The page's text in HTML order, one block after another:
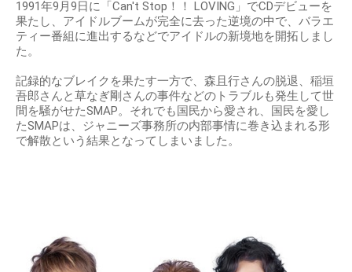
1991年9月9日に「Can't Stop！！ LOVING」でCDデビューを
果たし、アイドルブームが完全に去った逆境の中で、バラエ
ティー番組に進出するなどでアイドルの新境地を開拓しまし
た。
記録的なブレイクを果たす一方で、森且行さんの脱退、稲垣
吾郎さんと草なぎ剛さんの事件などのトラブルも発生して世
間を騒がせたSMAP。それでも国民から愛され、国民を愛し
たSMAPは、ジャニーズ事務所の内部事情に巻き込まれる形
で解散という結果となってしまいました。